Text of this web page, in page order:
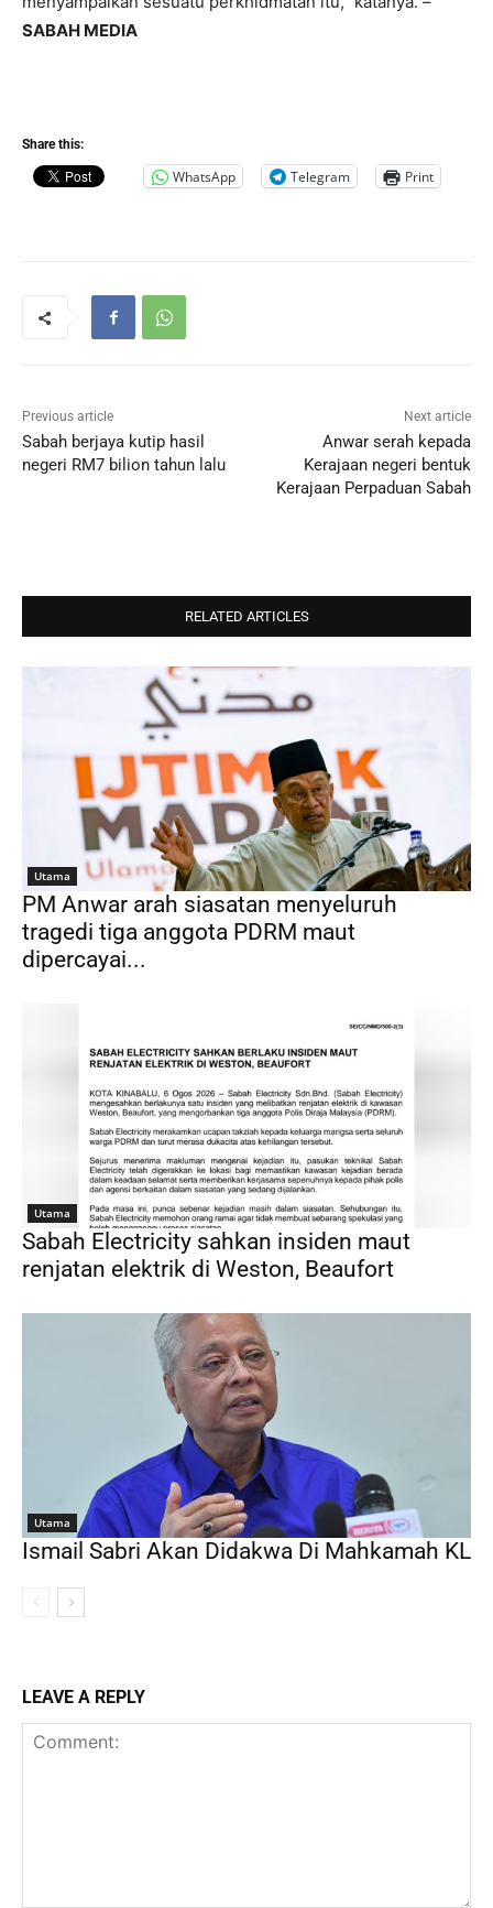
SABAH MEDIA
Share this:
WhatsApp Telegram Print
Previous article
Sabah berjaya kutip hasil
negeri RM7 bilion tahun lalu
Next article
Anwar serah kepada
Kerajaan negeri bentuk
Kerajaan Perpaduan Sabah
RELATED ARTICLES
Utama
PM Anwar arah siasatan menyeluruh
tragedi tiga anggota PDRM maut
dipercayai...
Utama
Sabah Electricity sahkan insiden maut
renjatan elektrik di Weston, Beaufort
Utama
Ismail Sabri Akan Didakwa Di Mahkamah KL
LEAVE A REPLY